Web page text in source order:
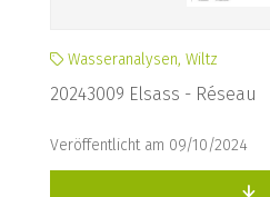
Wasseranalysen, Wiltz
20243009 Elsass - Réseau
Veröffentlicht am 09/10/2024